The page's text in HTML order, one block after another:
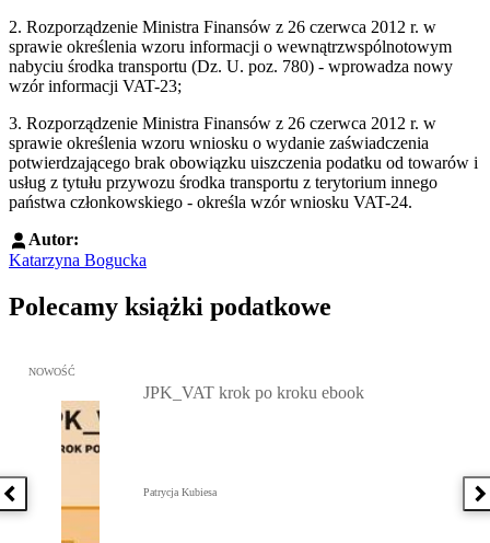
2. Rozporządzenie Ministra Finansów z 26 czerwca 2012 r. w
sprawie określenia wzoru informacji o wewnątrzwspólnotowym
nabyciu środka transportu (Dz. U. poz. 780) - wprowadza nowy
wzór informacji VAT-23;
3. Rozporządzenie Ministra Finansów z 26 czerwca 2012 r. w
sprawie określenia wzoru wniosku o wydanie zaświadczenia
potwierdzającego brak obowiązku uiszczenia podatku od towarów i
usług z tytułu przywozu środka transportu z terytorium innego
państwa członkowskiego - określa wzór wniosku VAT-24.
Autor:
Katarzyna Bogucka
Polecamy książki podatkowe
Poprzednia książka
Przejdź do: JPK_VAT krok po kroku ebook, Patrycja Kubiesa -
NOWOŚĆ
JPK_VAT krok po kroku ebook
Patrycja Kubiesa